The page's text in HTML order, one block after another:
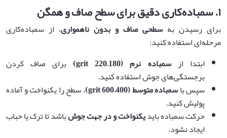
۱.سمباده‌کاری دقیق برای سطح صاف و همگن
برای رسیدن بهسطحی صاف و بدون ناهمواری، از سمباده‌کاری
مرحله‌ای استفاده کنید:
ابتدا ازسمباده نرم(180–220 grit)
برای صاف کردن
برجستگی‌های جوش استفاده کنید.
سپس باسمباده متوسط(400–600 grit)
، سطح را یکنواخت و آماده
پولیش کنید.
حرکت سمباده بایدیکنواخت و در جهت جوشباشد تا ترک یا حباب
ایجاد نشود.